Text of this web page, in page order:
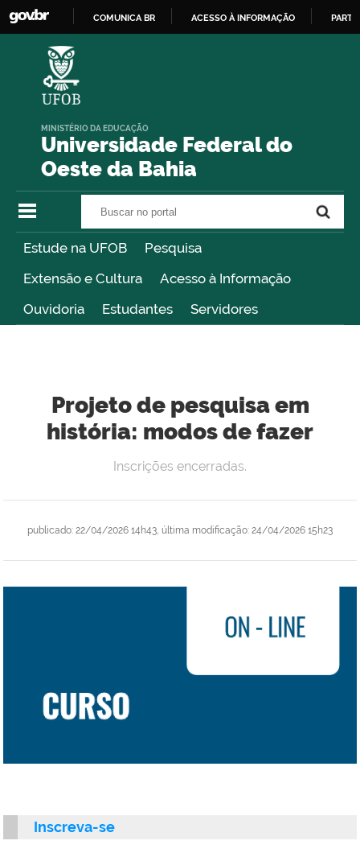
COMUNICA BR ACESSO À INFORMAÇÃO
Universidade Federal do
Oeste da Bahia
MINISTÉRIO DA EDUCAÇÃO
Estude na UFOB
Pesquisa
Extensão e Cultura
Acesso à Informação
Ouvidoria
Estudantes Servidores
Projeto de pesquisa em
história: modos de fazer
publicado: 22/04/2026 14h43 última modificação: 24/04/2026 15h23
Inscrições encerradas.
Inscreva-se